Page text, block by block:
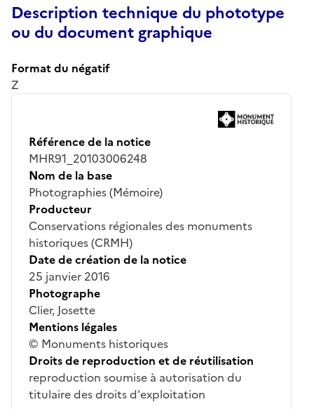
Description technique du phototype
ou du document graphique
Format du négatif
Z
Référence de la notice
MHR91_20103006248
Nom de la base
Photographies (Mémoire)
Producteur
Conservations régionales des monuments
historiques (CRMH)
Date de création de la notice
25 janvier 2016
Photographe
Clier, Josette
Mentions légales
© Monuments historiques
Droits de reproduction et de réutilisation
reproduction soumise à autorisation du
titulaire des droits d'exploitation